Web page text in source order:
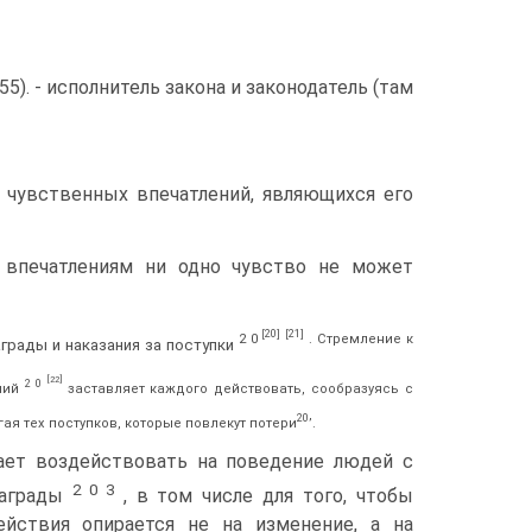
- исполнитель закона и законодатель (там
впечатлений, являющихся его
ни одно чувство не может
и наказания за поступки 2 0 [20] [21] . Стремление к
2 0 [22]
заставляет каждого действовать, сообразуясь с
тех поступков, которые повлекут потери20’.
воздействовать на поведение людей с
2 0 3, в том числе для того, чтобы
опирается не на изменение, а на